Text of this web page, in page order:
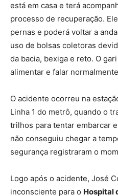
está em casa e terá
processo de recuperação.
pernas e poderá voltar a
uso de bolsas coletoras
da bacia, bexiga e reto. O
alimentar e falar
O acidente ocorreu na
Linha 1 do metrô, quando o
trilhos para tentar embarcar
não conseguiu chegar a
segurança registraram o
Logo após o acidente, José
inconsciente para o Hospital